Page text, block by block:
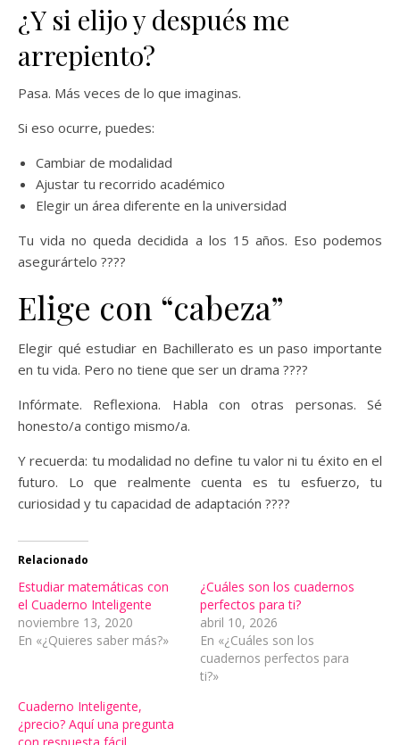
¿Y si elijo y después me
arrepiento?
Pasa. Más veces de lo que imaginas.
Si eso ocurre, puedes:
Cambiar de modalidad
Ajustar tu recorrido académico
Elegir un área diferente en la universidad
Tu vida no queda decidida a los 15 años. Eso podemos
asegurártelo ????
Elige con “cabeza”
Elegir qué estudiar en Bachillerato es un paso importante
en tu vida. Pero no tiene que ser un drama ????
Infórmate. Reflexiona. Habla con otras personas. Sé
honesto/a contigo mismo/a.
Y recuerda: tu modalidad no define tu valor ni tu éxito en el
futuro. Lo que realmente cuenta es tu esfuerzo, tu
curiosidad y tu capacidad de adaptación ????
Relacionado
Estudiar matemáticas con
el Cuaderno Inteligente
noviembre 13, 2020
En «¿Quieres saber más?»
¿Cuáles son los cuadernos
perfectos para ti?
abril 10, 2026
En «¿Cuáles son los
cuadernos perfectos para
ti?»
Cuaderno Inteligente,
¿precio? Aquí una pregunta
con respuesta fácil.